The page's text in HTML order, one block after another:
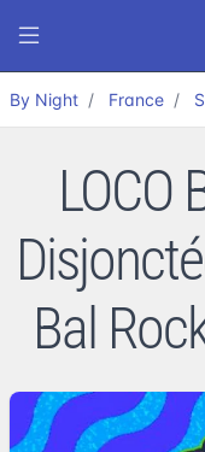
By Night France
LOCO
Bal